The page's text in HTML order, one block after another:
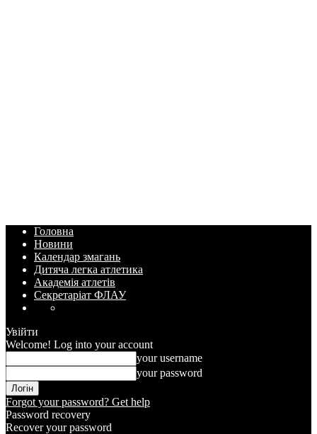
Головна
Новини
Календар змагань
Дитяча легка атлетика
Академія атлетів
Секретаріат ФЛАУ
Увійти
Welcome! Log into your account
your username
your password
Forgot your password? Get help
Password recovery
Recover your password